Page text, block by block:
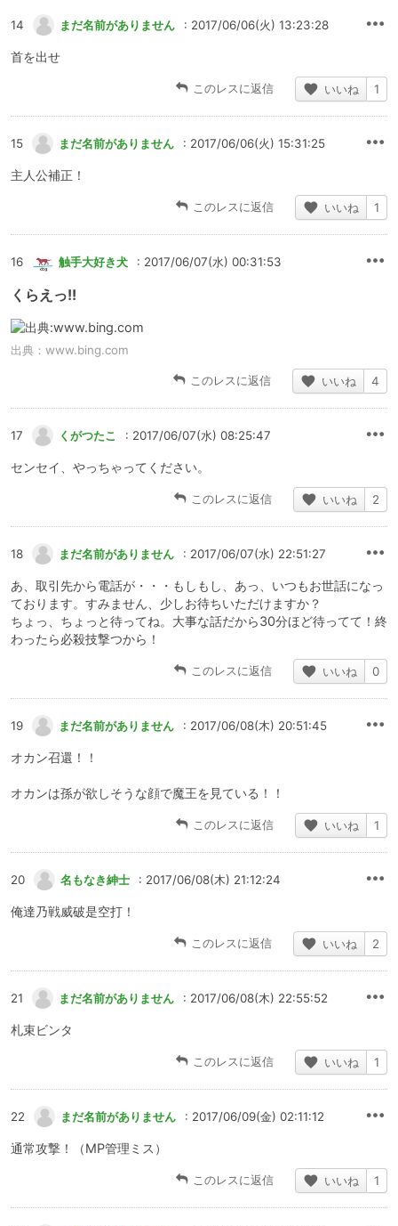
14 まだ名前がありません : 2017/06/06(火) 13:23:28
首を出せ
このレスに返信 いいね 1
15 まだ名前がありません : 2017/06/06(火) 15:31:25
主人公補正！
このレスに返信 いいね 1
16 触手大好き犬 : 2017/06/07(水) 00:31:53
くらえっ!!
出典： www.bing.com
このレスに返信 いいね 4
17 くがつたこ : 2017/06/07(水) 08:25:47
センセイ、やっちゃってください。
このレスに返信 いいね 2
18 まだ名前がありません : 2017/06/07(水) 22:51:27
あ、取引先から電話が・・・もしもし、あっ、いつもお世話になっ
ております。すみません、少しお待ちいただけますか？
ちょっ、ちょっと待ってね。大事な話だから30分ほど待ってて！終
わったら必殺技撃つから！
このレスに返信 いいね 0
19 まだ名前がありません : 2017/06/08(木) 20:51:45
オカン召還！！
オカンは孫が欲しそうな顔で魔王を見ている！！
このレスに返信 いいね 1
20 名もなき紳士 : 2017/06/08(木) 21:12:24
俺達乃戦威破是空打！
このレスに返信 いいね 2
21 まだ名前がありません : 2017/06/08(木) 22:55:52
札束ビンタ
このレスに返信 いいね 1
22 まだ名前がありません : 2017/06/09(金) 02:11:12
通常攻撃！（MP管理ミス）
このレスに返信 いいね 1